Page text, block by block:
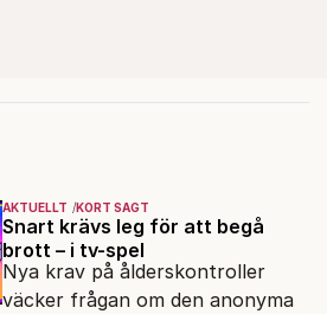
AKTUELLT KORT SAGT
Snart krävs leg för att begå
brott – i tv-spel
Nya krav på ålderskontroller
väcker frågan om den anonyma